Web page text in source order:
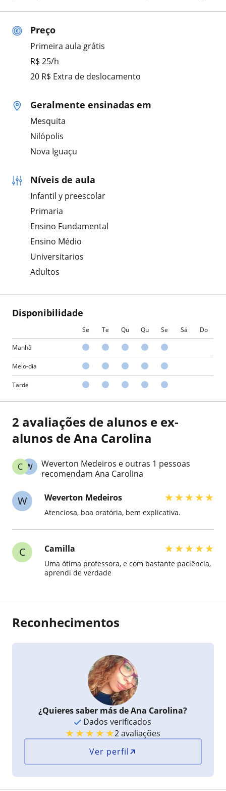
Preço
Primeira aula grátis
R$ 25/h
20 R$ Extra de deslocamento
Geralmente ensinadas em
Mesquita
Nilópolis
Nova Iguaçu
Níveis de aula
Infantil y preescolar
Primaria
Ensino Fundamental
Ensino Médio
Universitarios
Adultos
Disponibilidade
Se Te Qu Qu Se Sá Do
Manhã
Meio-dia
Tarde
2 avaliações de alunos e ex-
alunos de Ana Carolina
W
C
Weverton Medeiros e outras 1 pessoas
recomendam Ana Carolina
W Weverton Medeiros ★★★★★
Atenciosa, boa oratória, bem explicativa.
C Camilla ★★★★★
Uma ótima professora, e com bastante paciência,
aprendi de verdade
Reconhecimentos
¿Quieres saber más de Ana Carolina?
Dados verificados
★★★★★2 avaliações
Ver perfil